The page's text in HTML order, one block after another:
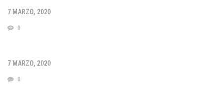
7 MARZO, 2020
0
7 MARZO, 2020
0